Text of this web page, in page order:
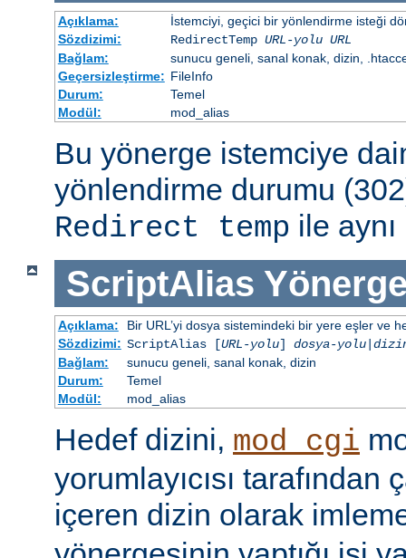
Açıklama:
İstemciyi, geçici bir yönlendirme isteği
Sözdizimi:
RedirectTemp URL-yolu URL
Bağlam:
sunucu geneli, sanal konak, dizin,
Geçersizleştirme: FileInfo
Durum:
Temel
Modül:
mod_alias
Bu yönerge istemciye
yönlendirme durumu
Redirect temp ile
ScriptAlias
Açıklama:
Bir URL’yi dosya sistemindeki bir yere eşler ve
Sözdizimi: ScriptAlias [URL-yolu] dosya-yolu|
Bağlam:
sunucu geneli, sanal konak, dizin
Durum:
Temel
Modül:
mod_alias
Hedef dizini, mod_cgi
yorumlayıcısı tarafından
içeren dizin olarak